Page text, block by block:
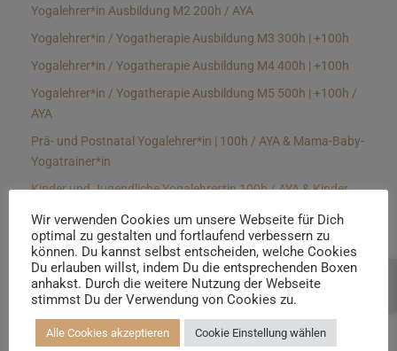
Yogalehrer*in Ausbildung M2 200h / AYA
Yogalehrer*in / Yogatherapie Ausbildung M3 300h | +100h
Yogalehrer*in / Yogatherapie Ausbildung M4 400h | +100h
Yogalehrer*in / Yogatherapie Ausbildung M5 500h | +100h /
AYA
Prä- und Postnatal Yogalehrer*in | 100h / AYA & Mama-Baby-
Yogatrainer*in
Kinder und Jugendliche Yogalehrer*in 100h / AYA & Kinder
Yin Yogalehrer*in | 100 h & Faszientrainer*in
Hormon Yogalehrer*in / Yogatherapeut*in &
Stressmanagementtrainer*in | 70h
Longevitytrainer*in
Wir verwenden Cookies um unsere Webseite für Dich
optimal zu gestalten und fortlaufend verbessern zu
können. Du kannst selbst entscheiden, welche Cookies
Du erlauben willst, indem Du die entsprechenden Boxen
anhakst. Durch die weitere Nutzung der Webseite
stimmst Du der Verwendung von Cookies zu.
Alle Cookies akzeptieren Cookie Einstellung wählen
Beratung buchen